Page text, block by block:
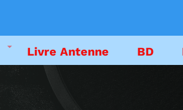
Livre Antenne BD